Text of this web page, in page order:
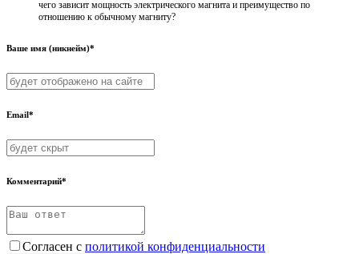
чего зависит мощность электрического магнита и преимущество по
отношению к обычному магниту?
Ваше имя (никнейм)*
Email*
Комментарий*
Согласен с политикой конфиденциальности